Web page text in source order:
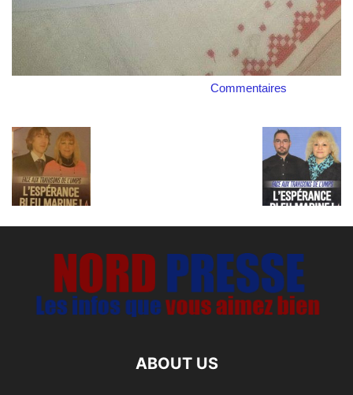
Commentaires
ABOUT US